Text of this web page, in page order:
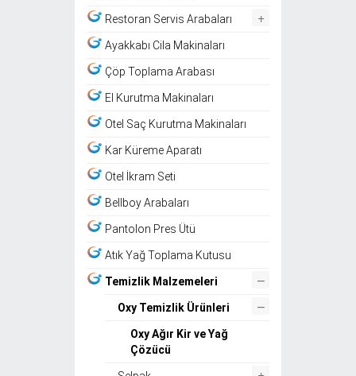
Restoran Servis Arabaları +
Ayakkabı Cila Makinaları
Çöp Toplama Arabası
El Kurutma Makinaları
Otel Saç Kurutma Makinaları
Kar Küreme Aparatı
Otel İkram Seti
Bellboy Arabaları
Pantolon Pres Ütü
Atık Yağ Toplama Kutusu
Temizlik Malzemeleri –
Oxy Temizlik Ürünleri –
Oxy Ağır Kir ve Yağ
Çözücü